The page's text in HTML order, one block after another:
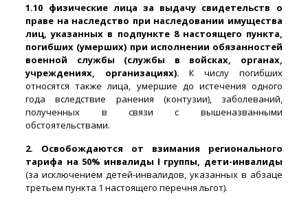
1.10 физические лица за выдачу свидетельств о
праве на наследство при наследовании имущества
лиц, указанных в подпункте 8 настоящего пункта,
погибших (умерших) при исполнении обязанностей
военной службы (службы в войсках, органах,
учреждениях, организациях). К числу погибших
относятся также лица, умершие до истечения одного
года вследствие ранения (контузии), заболеваний,
полученных в связи с вышеназванными
обстоятельствами.
2. Освобождаются от взимания регионального
тарифа на 50% инвалиды I группы, дети-инвалиды
(за исключением детей-инвалидов, указанных в абзаце
третьем пункта 1 настоящего перечня льгот).